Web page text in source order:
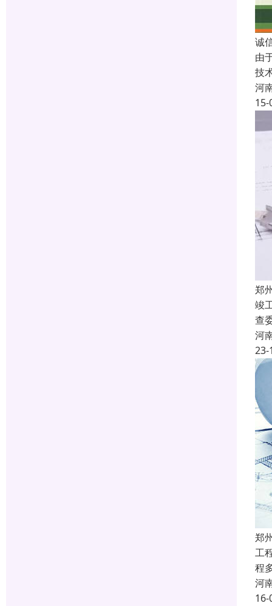
诚
由
技
河
15-
郑
竣
查
河
23-
郑
工
程
河
16-